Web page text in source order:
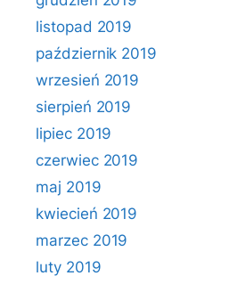
listopad 2019
październik 2019
wrzesień 2019
sierpień 2019
lipiec 2019
czerwiec 2019
maj 2019
kwiecień 2019
marzec 2019
luty 2019